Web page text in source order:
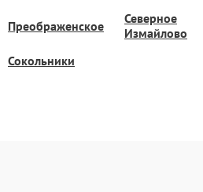
Преображенское
Северное
Измайлово
Сокольники